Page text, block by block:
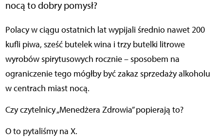
nocą to dobry pomysł?
Polacy w ciągu ostatnich lat wypijali średnio nawet 200
kufli piwa, sześć butelek wina i trzy butelki litrowe
wyrobów spirytusowych rocznie – sposobem na
ograniczenie tego mógłby być zakaz sprzedaży alkoholu
w centrach miast nocą.
Czy czytelnicy „Menedżera Zdrowia” popierają to?
O to pytaliśmy na X.